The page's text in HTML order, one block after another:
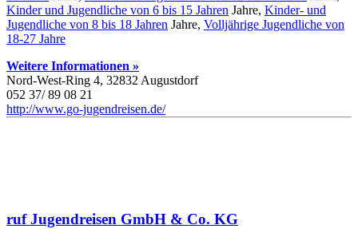
Kinder und Jugendliche von 6 bis 15 Jahren Jahre, Kinder- und
Jugendliche von 8 bis 18 Jahren Jahre, Volljährige Jugendliche von
18-27 Jahre
Weitere Informationen »
Nord-West-Ring 4, 32832 Augustdorf
052 37/ 89 08 21
http://www.go-jugendreisen.de/
ruf Jugendreisen GmbH & Co. KG